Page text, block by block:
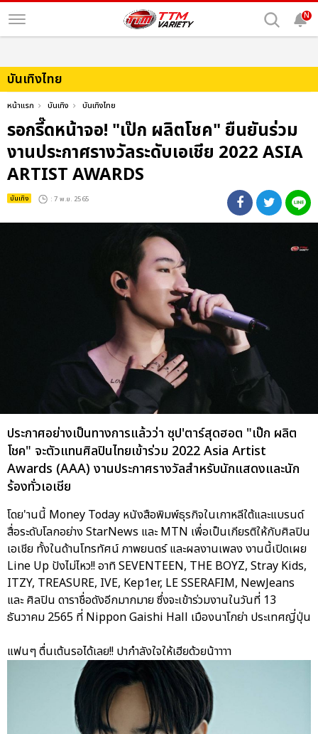
N
บันเทิงไทย
หน้าแรก บันเทิง บันเทิงไทย
รอกรี๊ดหน้าจอ! "เป๊ก ผลิตโชค" ยืนยันร่วม
งานประกาศรางวัลระดับเอเชีย 2022 ASIA
ARTIST AWARDS
บันเทิง : 7 พ.ย. 2565
ประกาศอย่างเป็นทางการแล้วว่า ซุป'ตาร์สุดฮอต "เป๊ก ผลิต
โชค" จะตัวแทนศิลปินไทยเข้าร่วม 2022 Asia Artist
Awards (AAA) งานประกาศรางวัลสำหรับนักแสดงและนัก
ร้องทั่วเอเชีย
โดย'านนี้ Money Today หนังสือพิมพ์ธุรกิจในเกาหลีใต้และแบรนด์
สื่อระดับโลกอย่าง StarNews และ MTN เพื่อเป็นเกียรติให้กับศิลปิน
เอเชีย ทั้งในด้านโทรทัศน์ ภาพยนตร์ และผลงานเพลง งานนี้เปิดเผย
Line Up ปังไม่ไหว!! อาทิ SEVENTEEN, THE BOYZ, Stray Kids,
ITZY, TREASURE, IVE, Kep1er, LE SSERAFIM, NewJeans
และ ศิลปิน ดาราชื่อดังอีกมากมาย ซึ่งจะเข้าร่วมงานในวันที่ 13
ธันวาคม 2565 ที่ Nippon Gaishi Hall เมืองนาโกย่า ประเทศญี่ปุ่น
แฟนๆ ตื่นเต้นรอได้เลย!! ปากำลังใจให้เฮียด้วยน้าาาา